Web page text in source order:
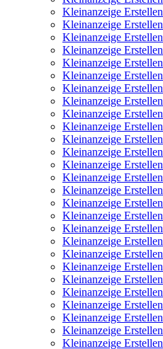
Kleinanzeige Erstellen
Kleinanzeige Erstellen
Kleinanzeige Erstellen
Kleinanzeige Erstellen
Kleinanzeige Erstellen
Kleinanzeige Erstellen
Kleinanzeige Erstellen
Kleinanzeige Erstellen
Kleinanzeige Erstellen
Kleinanzeige Erstellen
Kleinanzeige Erstellen
Kleinanzeige Erstellen
Kleinanzeige Erstellen
Kleinanzeige Erstellen
Kleinanzeige Erstellen
Kleinanzeige Erstellen
Kleinanzeige Erstellen
Kleinanzeige Erstellen
Kleinanzeige Erstellen
Kleinanzeige Erstellen
Kleinanzeige Erstellen
Kleinanzeige Erstellen
Kleinanzeige Erstellen
Kleinanzeige Erstellen
Kleinanzeige Erstellen
Kleinanzeige Erstellen
Kleinanzeige Erstellen